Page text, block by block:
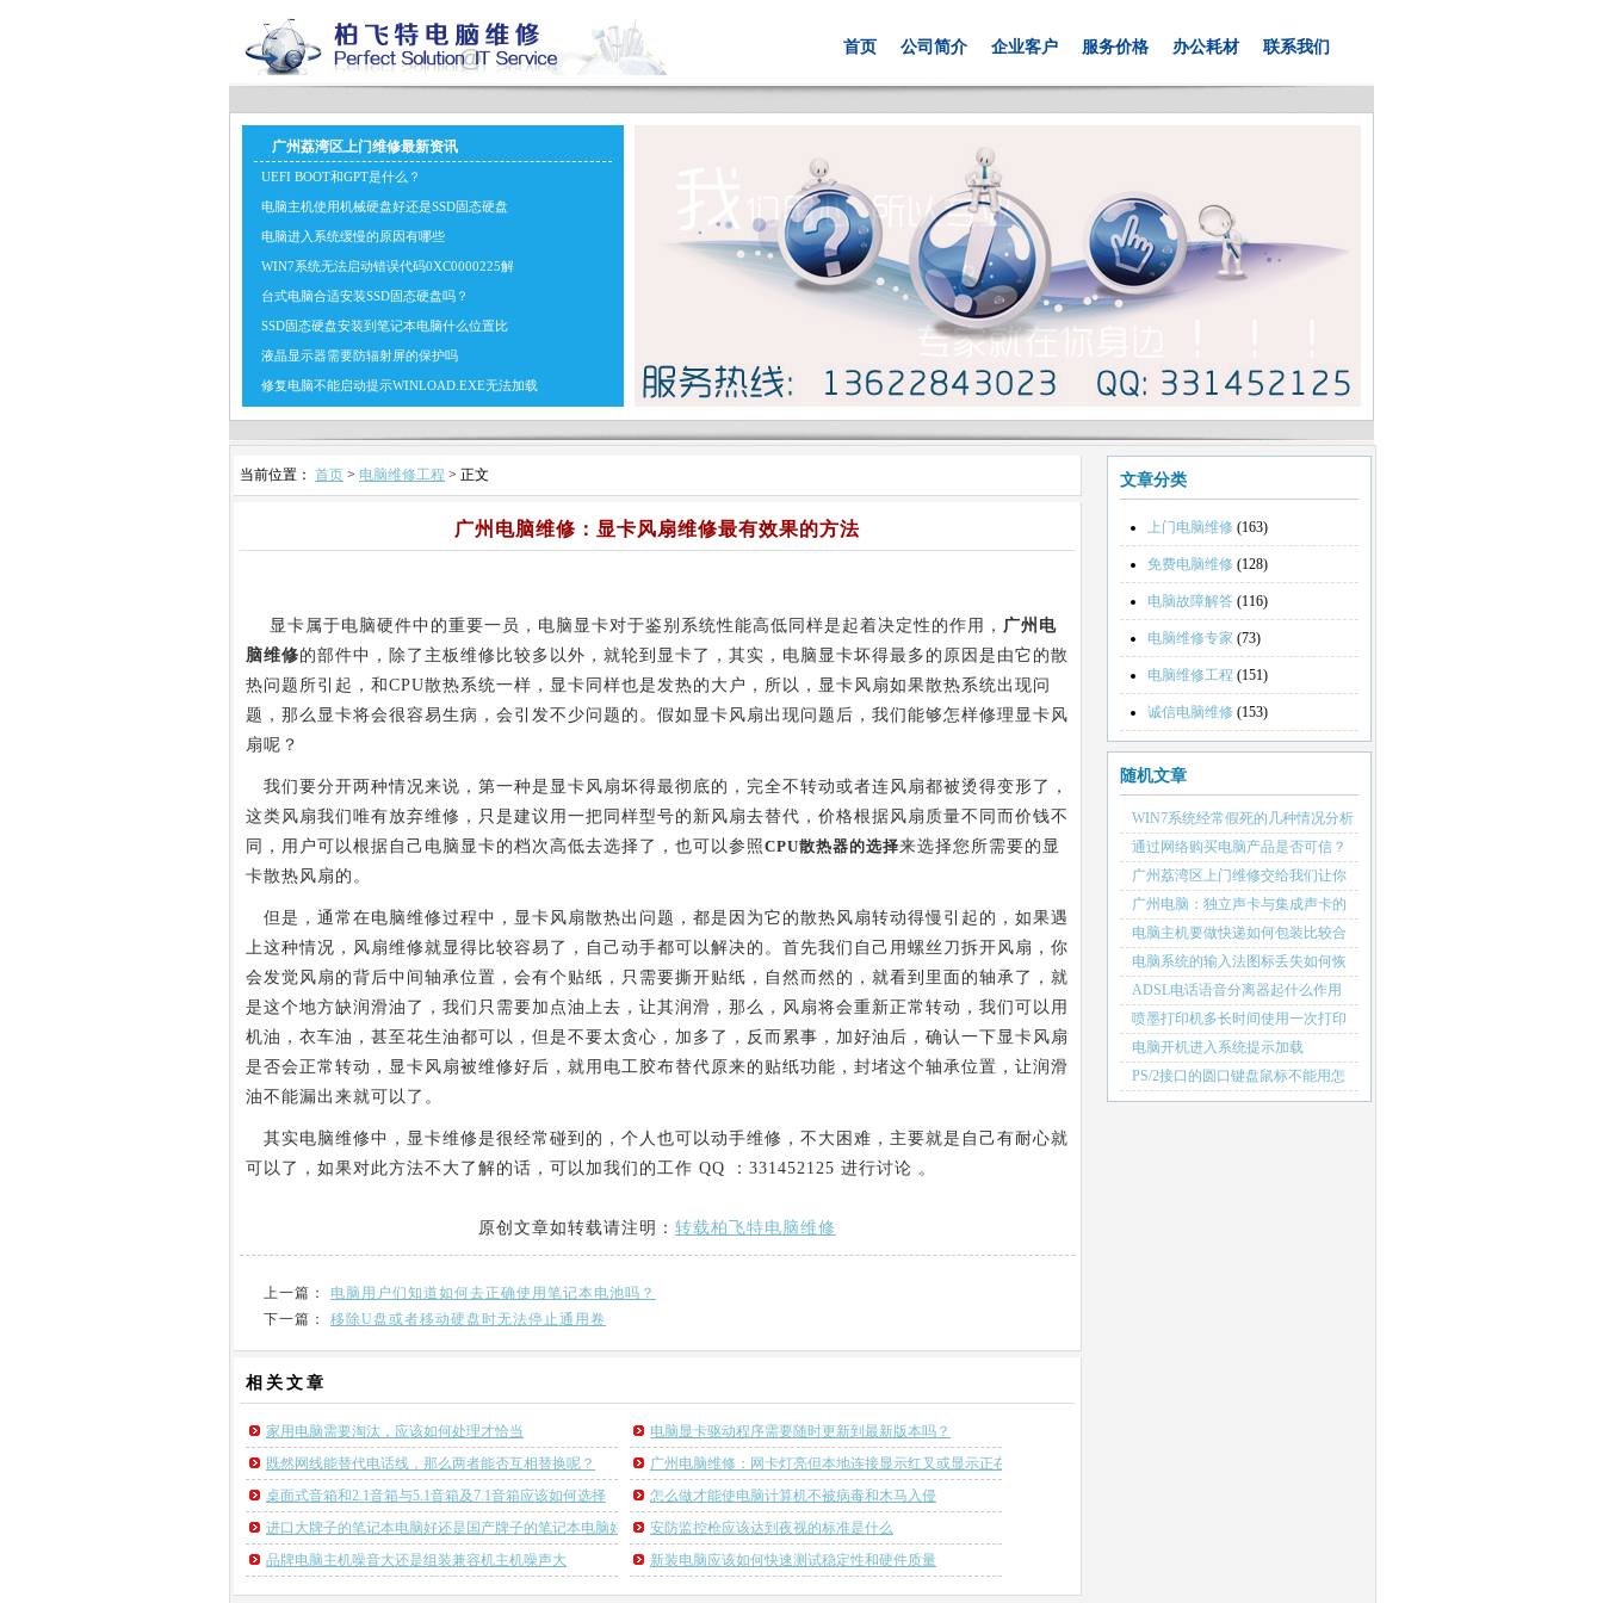
首页 公司简介 企业客户 服务价格 办公耗材 联系我们
广州荔湾区上门维修最新资讯
UEFI BOOT和GPT是什么？
电脑主机使用机械硬盘好还是SSD固态硬盘
电脑进入系统缓慢的原因有哪些
WIN7系统无法启动错误代码0XC0000225解
台式电脑合适安装SSD固态硬盘吗？
SSD固态硬盘安装到笔记本电脑什么位置比
液晶显示器需要防辐射屏的保护吗
修复电脑不能启动提示WINLOAD.EXE无法加载
当前位置： 首页 > 电脑维修工程 > 正文
广州电脑维修：显卡风扇维修最有效果的方法
显卡属于电脑硬件中的重要一员，电脑显卡对于鉴别系统性能高低同样是起着决定性的作用， 广州电
脑维修的部件中，除了主板维修比较多以外，就轮到显卡了，其实，电脑显卡坏得最多的原因是由它的散
热问题所引起，和CPU散热系统一样，显卡同样也是发热的大户，所以，显卡风扇如果散热系统出现问
题，那么显卡将会很容易生病，会引发不少问题的。假如显卡风扇出现问题后，我们能够怎样修理显卡风
扇呢？
我们要分开两种情况来说，第一种是显卡风扇坏得最彻底的，完全不转动或者连风扇都被烫得变形了，
这类风扇我们唯有放弃维修，只是建议用一把同样型号的新风扇去替代，价格根据风扇质量不同而价钱不
同，用户可以根据自己电脑显卡的档次高低去选择了，也可以参照CPU散热器的选择来选择您所需要的显
卡散热风扇的。
但是，通常在电脑维修过程中，显卡风扇散热出问题，都是因为它的散热风扇转动得慢引起的，如果遇
上这种情况，风扇维修就显得比较容易了，自己动手都可以解决的。首先我们自己用螺丝刀拆开风扇，你
会发觉风扇的背后中间轴承位置，会有个贴纸，只需要撕开贴纸，自然而然的，就看到里面的轴承了，就
是这个地方缺润滑油了，我们只需要加点油上去，让其润滑，那么，风扇将会重新正常转动，我们可以用
机油，衣车油，甚至花生油都可以，但是不要太贪心，加多了，反而累事，加好油后，确认一下显卡风扇
是否会正常转动，显卡风扇被维修好后，就用电工胶布替代原来的贴纸功能，封堵这个轴承位置，让润滑
油不能漏出来就可以了。
其实电脑维修中，显卡维修是很经常碰到的，个人也可以动手维修，不大困难，主要就是自己有耐心就
可以了，如果对此方法不大了解的话，可以加我们的工作 QQ ：331452125 进行讨论 。
原创文章如转载请注明： 转载柏飞特电脑维修
上一篇： 电脑用户们知道如何去正确使用笔记本电池吗？
下一篇： 移除U盘或者移动硬盘时无法停止通用卷
相关 文章
家用电脑需要淘汰，应该如何处理才恰当
电脑显卡驱动程序需要随时更新到最新版本吗？
既然网线能替代电话线，那么两者能否互相替换呢？
广州电脑维修：网卡灯亮但本地连接显示红叉或显示正在获取IP地址
桌面式音箱和2.1音箱与5.1音箱及7.1音箱应该如何选择
怎么做才能使电脑计算机不被病毒和木马入侵
进口大牌子的笔记本电脑好还是国产牌子的笔记本电脑好
安防监控枪应该达到夜视的标准是什么
品牌电脑主机噪音大还是组装兼容机主机噪声大
新装电脑应该如何快速测试稳定性和硬件质量
文章分类
上门电脑维修 (163)
免费电脑维修 (128)
电脑故障解答 (116)
电脑维修专家 (73)
电脑维修工程 (151)
诚信电脑维修 (153)
随机文章
WIN7系统经常假死的几种情况分析
通过网络购买电脑产品是否可信？
广州荔湾区上门维修交给我们让你
称心
广州电脑：独立声卡与集成声卡的
选购
电脑主机要做快递如何包装比较合
适
电脑系统的输入法图标丢失如何恢
复
ADSL电话语音分离器起什么作用
喷墨打印机多长时间使用一次打印
机喷头才不会堵塞
电脑开机进入系统提示加载
RUN.DLL失败
PS/2接口的圆口键盘鼠标不能用怎
么办